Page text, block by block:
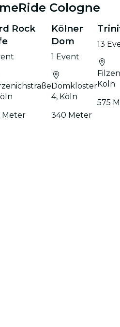
Cologne
Rock
Meter
Kölner
Dom
1 Event
Domkloster
4, Köln
340 Meter
13
Köln
575